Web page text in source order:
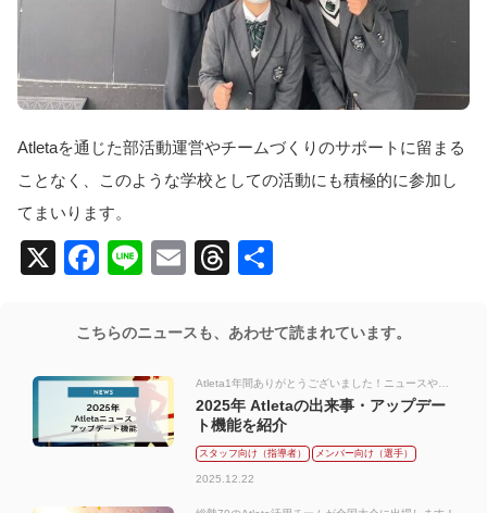
Atletaを通じた部活動運営やチームづくりのサポートに留まる
ことなく、このような学校としての活動にも積極的に参加し
てまいります。
X Facebook
LineEmailThreads
こちらのニュースも、あわせて読まれています。
Atleta1年間ありがとうございました！ニュースやア
ップデート、小さな機能改善までおさらい
2025年 Atletaの出来事・アップデー
ト機能を紹介
スタッフ向け（指導者） メンバー向け（選手）
2025.12.22